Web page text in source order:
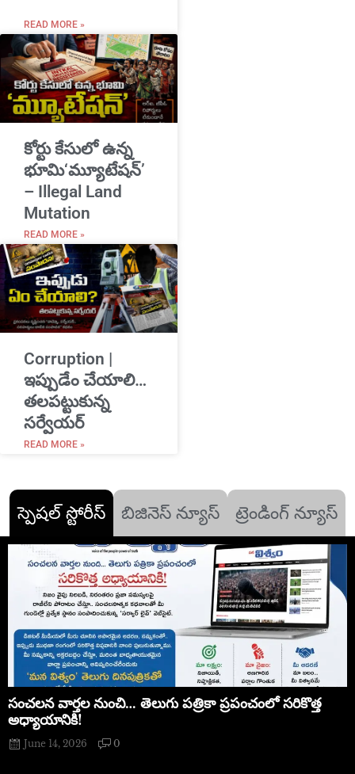
READ MORE »
​కోర్టు కేసులో ఉన్న
భూమి‘మ్యూటేషన్’
– Illegal Land
Mutation
READ MORE »
Corruption |
ఇప్పుడేం చేయాలి…
తలపట్టుకున్న
సర్వేయర్
READ MORE »
స్పెషల్ స్టోరీస్ బిజినెస్ న్యూస్ ట్రెండింగ్ న్యూస్
సంచలన వార్తల నుంచి… తెలుగు పత్రికా ప్రపంచంలో సరికొత్త
అధ్యాయానికి!
June 14, 2026 0